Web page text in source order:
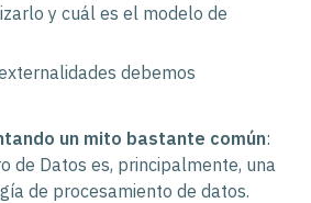
y cuál es el modelo de
debemos
un mito bastante común:
de Datos es, principalmente, una
de procesamiento de datos.